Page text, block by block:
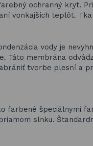
ochranný kryt.
vonkajších teplôt.
vody je
Táto membrána
tvorbe plesní a
farbené špeciálnymi
slnku.